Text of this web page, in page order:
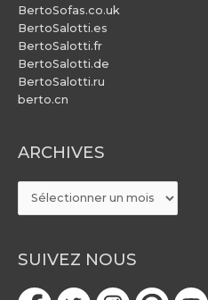
BertoSofas.co.uk
BertoSalotti.es
BertoSalotti.fr
BertoSalotti.de
BertoSalotti.ru
berto.cn
ARCHIVES
ARCHIVES
SUIVEZ NOUS